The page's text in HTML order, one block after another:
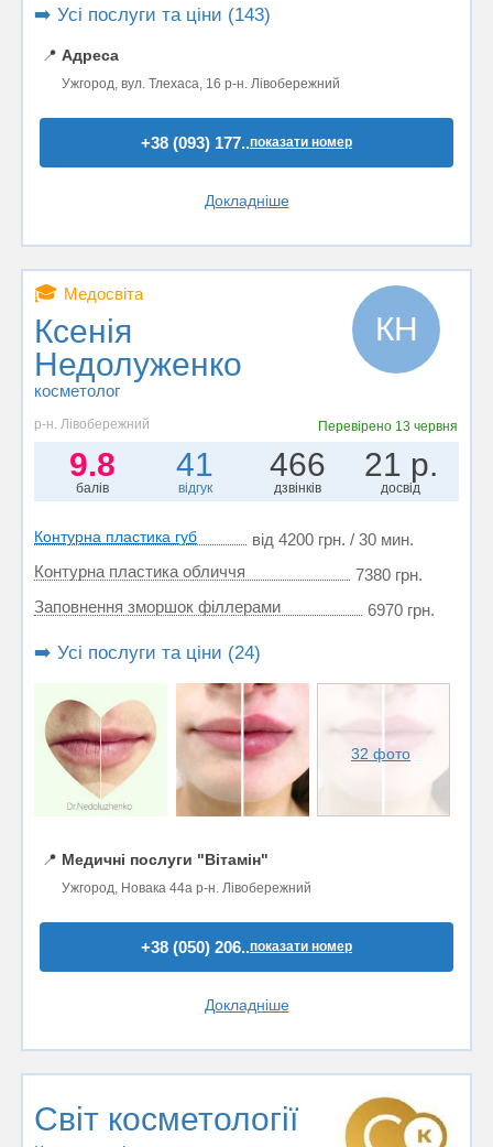
➡️ Усі послуги та ціни (143)
📍 Адреса
Ужгород, вул. Тлехаса, 16 р-н. Лівобережний
+38 (093) 177..показати номер
Докладніше
🎓 Медосвіта
Ксенія
Недолуженко
косметолог
КН
р-н. Лівобережний Перевірено 13 червня
9.8
балів
41
відгук
466
дзвінків
21 р.
досвід
Контурна пластика губ
від 4200 грн. / 30 мин.
Контурна пластика обличчя
7380 грн.
Заповнення зморшок філлерами
6970 грн.
➡️ Усі послуги та ціни (24)
32 фото
📍 Медичні послуги "Вітамін"
Ужгород, Новака 44а р-н. Лівобережний
+38 (050) 206..показати номер
Докладніше
Світ косметології